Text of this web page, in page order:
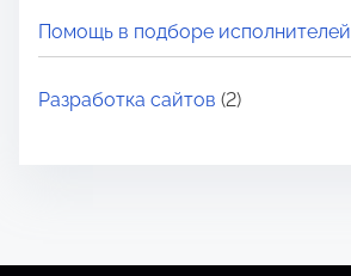
Помощь в подборе исполнителей
Разработка сайтов (2)